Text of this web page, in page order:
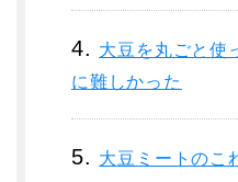
大豆を丸ごと使
に難しかった
大豆ミートのこ